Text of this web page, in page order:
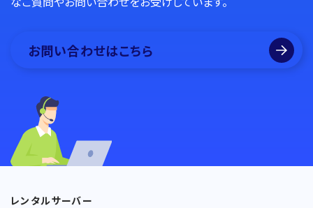
お問い合わせはこちら
レンタルサーバー